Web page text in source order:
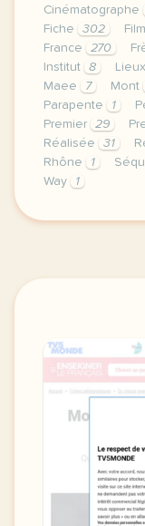
Cinématographe
Fiche
302
France
270
Institut
8 Lieux
Maee
7 Mont
Parapente
1
Premier
29
Réalisée
31
Rhône
1
Way
1
le respect